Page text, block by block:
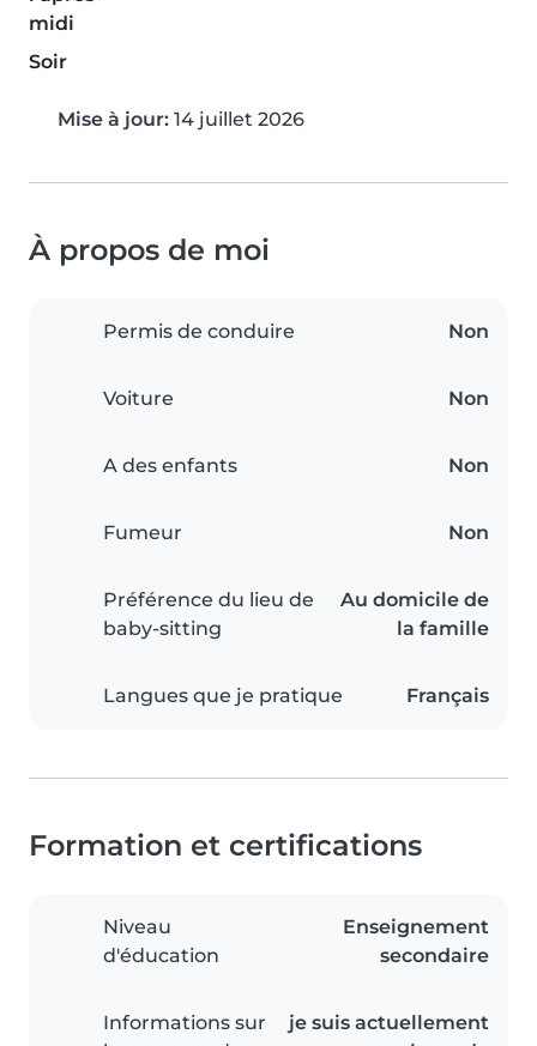
midi
Soir
Mise à jour: 14 juillet 2026
À propos de moi
Permis de conduire Non
Voiture Non
A des enfants Non
Fumeur Non
Préférence du lieu de
baby-sitting
Au domicile de
la famille
Langues que je pratique Français
Formation et certifications
Niveau
d'éducation
Enseignement
secondaire
Informations sur
je suis actuellement